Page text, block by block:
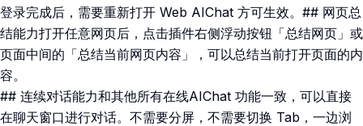
登录完成后，需要重新打开 Web AIChat 方可生效。## 网页总
结能力打开任意网页后，点击插件右侧浮动按钮「总结网页」或
页面中间的「总结当前网页内容」，可以总结当前打开页面的内
容。
## 连续对话能力和其他所有在线AIChat 功能一致，可以直接
在聊天窗口进行对话。不需要分屏，不需要切换 Tab，一边浏